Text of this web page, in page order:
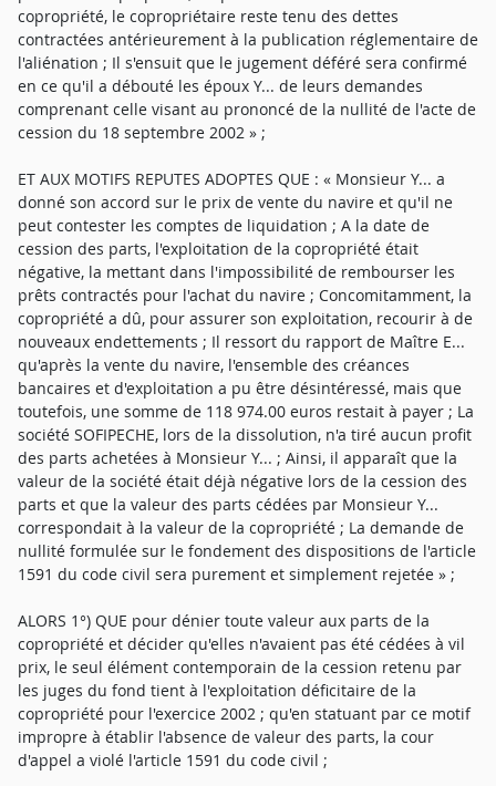
copropriété, le copropriétaire reste tenu des dettes
contractées antérieurement à la publication réglementaire de
l'aliénation ; Il s'ensuit que le jugement déféré sera confirmé
en ce qu'il a débouté les époux Y... de leurs demandes
comprenant celle visant au prononcé de la nullité de l'acte de
cession du 18 septembre 2002 » ;
ET AUX MOTIFS REPUTES ADOPTES QUE : « Monsieur Y... a
donné son accord sur le prix de vente du navire et qu'il ne
peut contester les comptes de liquidation ; A la date de
cession des parts, l'exploitation de la copropriété était
négative, la mettant dans l'impossibilité de rembourser les
prêts contractés pour l'achat du navire ; Concomitamment, la
copropriété a dû, pour assurer son exploitation, recourir à de
nouveaux endettements ; Il ressort du rapport de Maître E...
qu'après la vente du navire, l'ensemble des créances
bancaires et d'exploitation a pu être désintéressé, mais que
toutefois, une somme de 118 974.00 euros restait à payer ; La
société SOFIPECHE, lors de la dissolution, n'a tiré aucun profit
des parts achetées à Monsieur Y... ; Ainsi, il apparaît que la
valeur de la société était déjà négative lors de la cession des
parts et que la valeur des parts cédées par Monsieur Y...
correspondait à la valeur de la copropriété ; La demande de
nullité formulée sur le fondement des dispositions de l'article
1591 du code civil sera purement et simplement rejetée » ;
ALORS 1°) QUE pour dénier toute valeur aux parts de la
copropriété et décider qu'elles n'avaient pas été cédées à vil
prix, le seul élément contemporain de la cession retenu par
les juges du fond tient à l'exploitation déficitaire de la
copropriété pour l'exercice 2002 ; qu'en statuant par ce motif
impropre à établir l'absence de valeur des parts, la cour
d'appel a violé l'article 1591 du code civil ;